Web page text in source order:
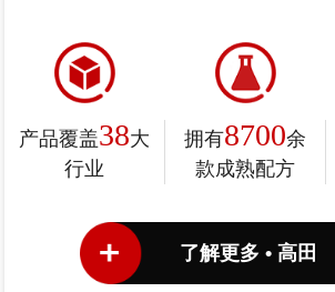
产品覆盖38大
行业
拥有8700余
款成熟配方
了解更多 • 高田